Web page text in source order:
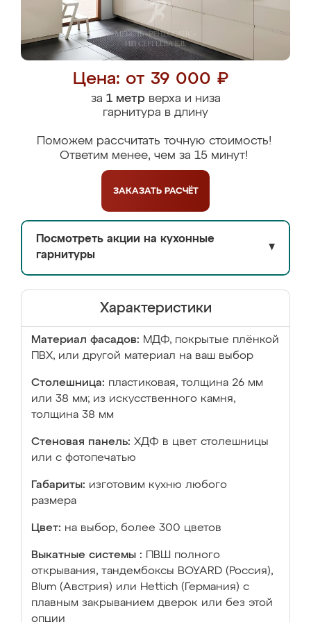
Цена: от 39 000 ₽
за 1 метрверха и низа
гарнитура в длину
Поможем рассчитать точную стоимость!
Ответим менее, чем за 15 минут!
ЗАКАЗАТЬ РАСЧЁТ
Посмотреть акции на кухонные
гарнитуры
▼
Характеристики
Материал фасадов: МДФ, покрытые плёнкой
ПВХ, или другой материал на ваш выбор
Столешница: пластиковая, толщина 26 мм
или 38 мм; из искусственного камня,
толщина 38 мм
Стеновая панель: ХДФ в цвет столешницы
или с фотопечатью
Габариты: изготовим кухню любого
размера
Цвет: на выбор, более 300 цветов
Выкатные системы :
ПВШ полного
открывания, тандембоксы BOYARD (Россия),
Blum (Австрия) или Hettich (Германия) с
плавным закрыванием дверок или без этой
опции